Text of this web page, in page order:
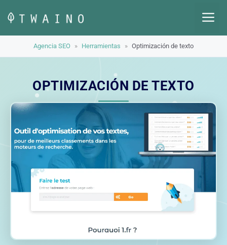
contenido
Agencia SEO » Herramientas » Optimización de texto
OPTIMIZACIÓN DE TEXTO